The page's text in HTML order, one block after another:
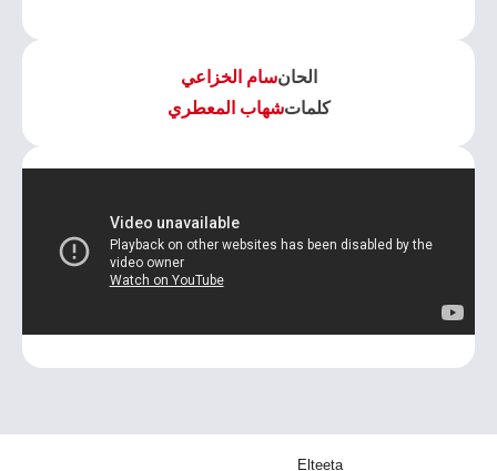
الحانسام الخزاعي
كلماتشهاب المعطري
Elteeta